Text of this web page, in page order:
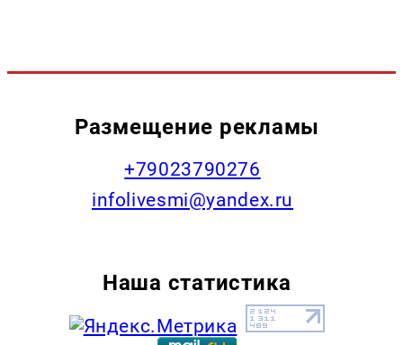
Размещение рекламы
+79023790276
infolivesmi@yandex.ru
Наша статистика